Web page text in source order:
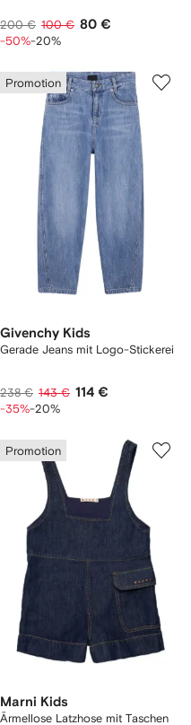
200 € 100 € 80 €
-50%-20%
Promotion
Givenchy Kids
Gerade Jeans mit Logo-Stickerei
238 € 143 € 114 €
-35%-20%
Promotion
Marni Kids
Ärmellose Latzhose mit Taschen